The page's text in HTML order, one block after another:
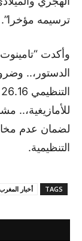
ترسيمه مؤخرا”.
وأكدت
للأمازيغية،..
لضمان عدم
التنظيمية.
TAGS أخبار